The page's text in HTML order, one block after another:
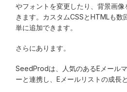
やフォントを変更したり、背景画
きます。カスタムCSSとHTMLも数
単に追加できます。
さらにあります。
SeedProdは、人気のあるEメール
ーと連携し、Eメールリストの成長